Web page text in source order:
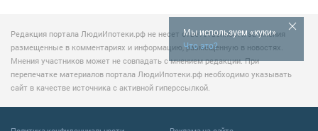
Мы используем «куки»
Что это?
Редакция портала ЛюдиИпотеки.рф не несет ответственности за мнения
размещенные в комментариях и информацию, размещенную в новостях.
Мнения участников может не совпадать с мнением редакции. При
перепечатке материалов портала ЛюдиИпотеки.рф необходимо указывать
сайт в качестве источника с активной гиперссылкой.